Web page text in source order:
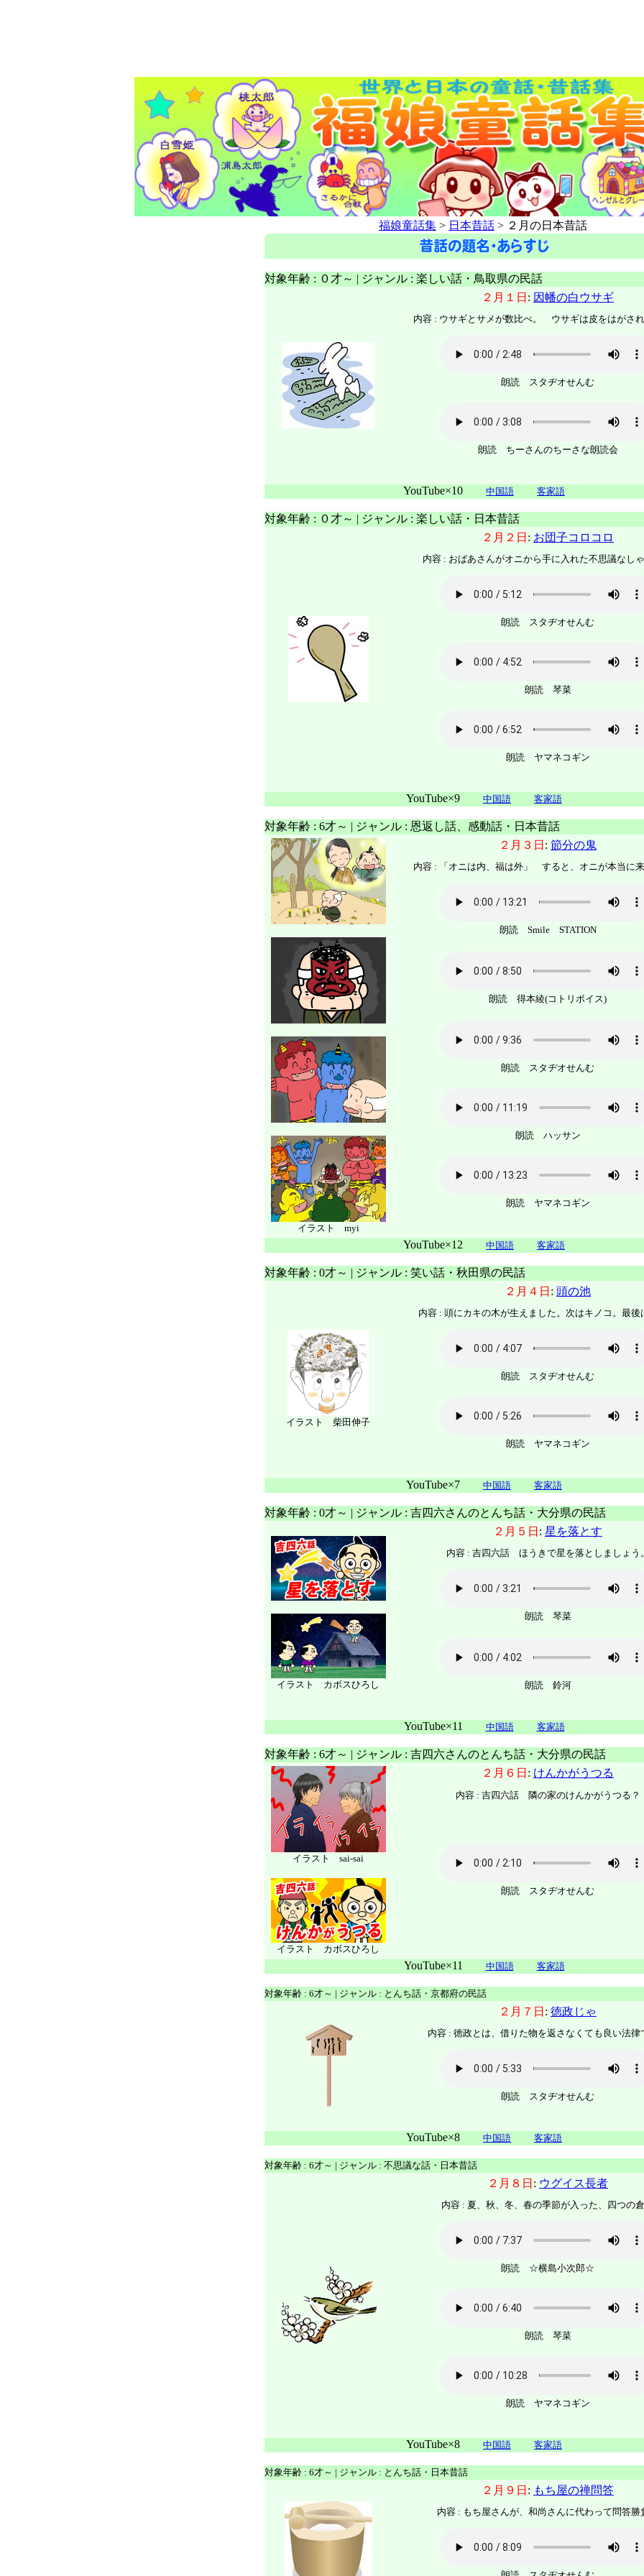
福娘童話集 > 日本昔話 > ２月の日本昔話
対象年齢 : ０才～ | ジャンル : 楽しい話・鳥取県の民話
２月１日 : 因幡の白ウサギ
内容 : ウサギとサメが数比べ。 ウサギは皮をはがされ
朗読 スタヂオせんむ
朗読 ちーさんのちーさな朗読会
YouTube×10 中国語 客家語
対象年齢 : ０才～ | ジャンル : 楽しい話・日本昔話
２月２日 : お団子コロコロ
内容 : おばあさんがオニから手に入れた不思議なしゃ
朗読 スタヂオせんむ
朗読 琴菜
朗読 ヤマネコギン
YouTube×9 中国語 客家語
対象年齢 : 6才～ | ジャンル : 恩返し話、感動話・日本昔話
イラスト myi
２月３日 : 節分の鬼
内容 : 「オニは内、福は外」 すると、オニが本当に来
朗読 Smile STATION
朗読 得本綾(コトリボイス)
朗読 スタヂオせんむ
朗読 ハッサン
朗読 ヤマネコギン
YouTube×12 中国語 客家語
対象年齢 : 0才～ | ジャンル : 笑い話・秋田県の民話
イラスト 柴田伸子
２月４日 : 頭の池
内容 : 頭にカキの木が生えました。次はキノコ。最後
朗読 スタヂオせんむ
朗読 ヤマネコギン
YouTube×7 中国語 客家語
対象年齢 : 0才～ | ジャンル : 吉四六さんのとんち話・大分県の民話
イラスト カボスひろし
２月５日 : 星を落とす
内容 : 吉四六話 ほうきで星を落としましょう。
朗読 琴菜
朗読 鈴河
YouTube×11 中国語 客家語
対象年齢 : 6才～ | ジャンル : 吉四六さんのとんち話・大分県の民話
イラスト sai-sai
イラスト カボスひろし
２月６日 : けんかがうつる
内容 : 吉四六話 隣の家のけんかがうつる？
朗読 スタヂオせんむ
YouTube×11 中国語 客家語
対象年齢 : 6才～ | ジャンル : とんち話・京都府の民話
２月７日 : 徳政じゃ
内容 : 徳政とは、借りた物を返さなくても良い法律
朗読 スタヂオせんむ
YouTube×8 中国語 客家語
対象年齢 : 6才～ | ジャンル : 不思議な話・日本昔話
２月８日 : ウグイス長者
内容 : 夏、秋、冬、春の季節が入った、四つの倉
朗読 ☆横島小次郎☆
朗読 琴菜
朗読 ヤマネコギン
YouTube×8 中国語 客家語
対象年齢 : 6才～ | ジャンル : とんち話・日本昔話
２月９日 : もち屋の禅問答
内容 : もち屋さんが、和尚さんに代わって問答勝